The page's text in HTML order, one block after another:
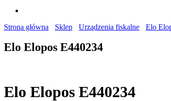
Strona główna Sklep Urządzenia fiskalne Elo
Elo Elopos E440234
Elo Elopos E440234